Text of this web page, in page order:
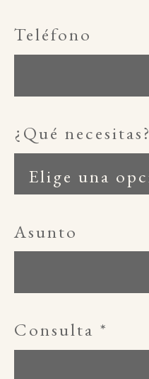
Teléfono
¿Qué necesitas?
Asunto
Consulta *